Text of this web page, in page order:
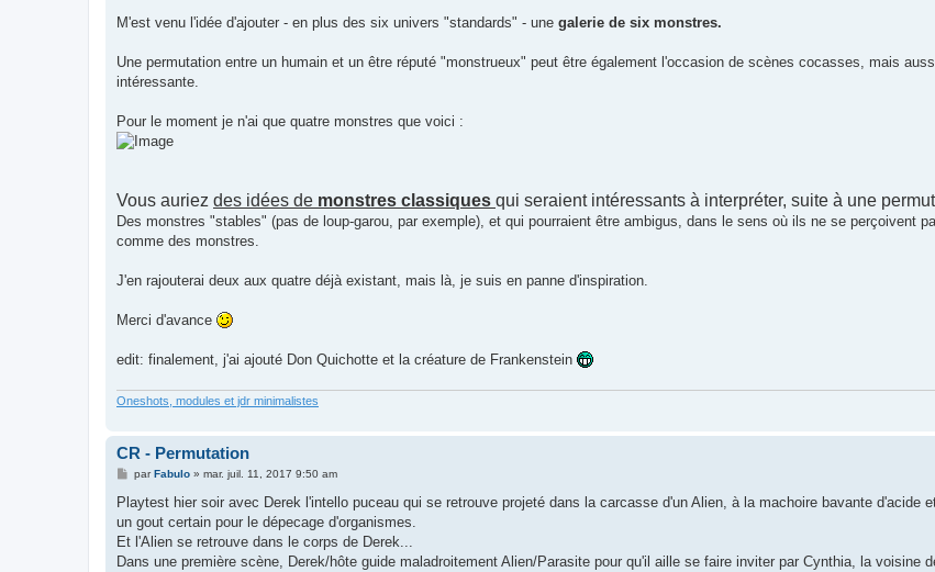
M'est venu l'idée d'ajouter - en plus des six univers "standards" - une galerie de six monstres.
Une permutation entre un humain et un être réputé "monstrueux" peut être également l'occasion de scènes cocasses, mais
intéressante.
Pour le moment je n'ai que quatre monstres que voici :
Vous auriez des idées de monstres classiques qui seraient intéressants à interpréter, suite à une
Des monstres "stables" (pas de loup-garou, par exemple), et qui pourraient être ambigus, dans le sens où ils ne se perçoivent
comme des monstres.
J'en rajouterai deux aux quatre déjà existant, mais là, je suis en panne d'inspiration.
Merci d'avance
edit: finalement, j'ai ajouté Don Quichotte et la créature de Frankenstein
Oneshots, modules et jdr minimalistes
CR - Permutation
M
s
a
g
par Fabulo» mar. juil. 11, 2017 9:50 am
Playtest hier soir avec Derek l'intello puceau qui se retrouve projeté dans la carcasse d'un Alien, à la machoire bavante d'acide
un gout certain pour le dépecage d'organismes.
Et l'Alien se retrouve dans le corps de Derek...
Dans une première scène, Derek/hôte guide maladroitement Alien/Parasite pour qu'il aille se faire inviter par Cynthia, la voisine